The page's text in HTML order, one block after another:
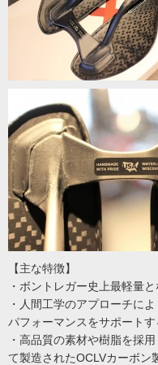
【主な特徴】
・ボントレガー史上最軽量
・人間工学のアプローチに
パフォーマンスをサポート
・高品質の素材や樹脂を採
て製造されたOCLVカーボン